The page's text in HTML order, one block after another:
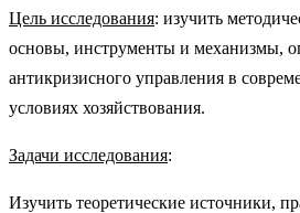
Цель исследования: изучить
основы, инструменты и механизмы,
антикризисного управления в
условиях хозяйствования.
Задачи исследования:
Изучить теоретические источники,